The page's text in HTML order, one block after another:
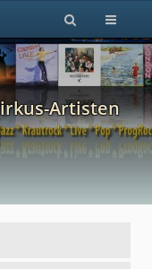
Artisten